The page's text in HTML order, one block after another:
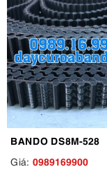
BANDO DS8M-528
Giá: 0989169900